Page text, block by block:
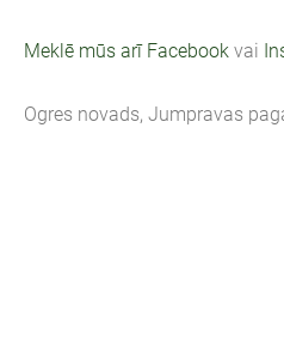
Meklē mūs arī Facebook vai
Ogres novads, Jumpravas